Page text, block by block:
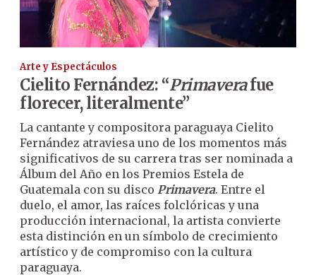
Arte y Espectáculos
Cielito Fernández: “Primaverafue
florecer, literalmente”
La cantante y compositora paraguaya Cielito
Fernández atraviesa uno de los momentos más
significativos de su carrera tras ser nominada a
Álbum del Año en los Premios Estela de
Guatemala con su disco Primavera. Entre el
duelo, el amor, las raíces folclóricas y una
producción internacional, la artista convierte
esta distinción en un símbolo de crecimiento
artístico y de compromiso con la cultura
paraguaya.